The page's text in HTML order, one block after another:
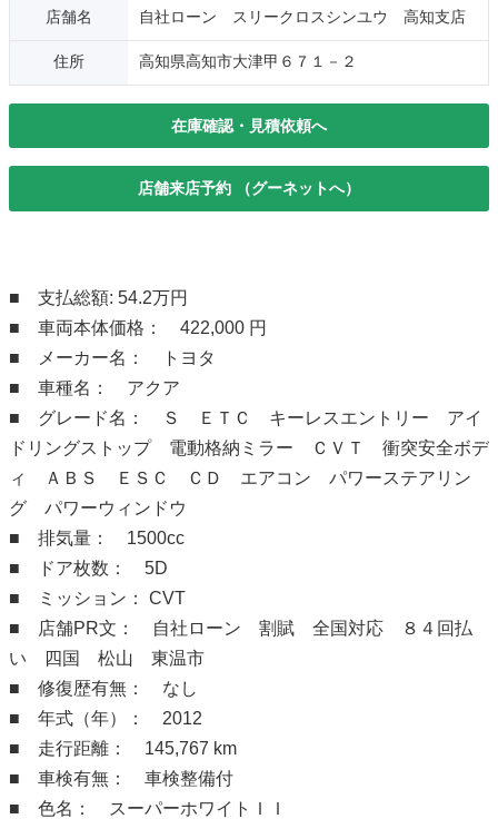
店舗名 自社ローン スリークロスシンユウ 高知支店
住所 高知県高知市大津甲６７１－２
在庫確認・見積依頼へ
店舗来店予約 （グーネットへ）
■ 支払総額: 54.2万円
■ 車両本体価格： 422,000 円
■ メーカー名： トヨタ
■ 車種名： アクア
■ グレード名： Ｓ ＥＴＣ キーレスエントリー アイ
ドリングストップ 電動格納ミラー ＣＶＴ 衝突安全ボデ
ィ ＡＢＳ ＥＳＣ ＣＤ エアコン パワーステアリン
グ パワーウィンドウ
■ 排気量： 1500cc
■ ドア枚数： 5D
■ ミッション： CVT
■ 店舗PR文： 自社ローン 割賦 全国対応 ８４回払
い 四国 松山 東温市
■ 修復歴有無： なし
■ 年式（年）： 2012
■ 走行距離： 145,767 km
■ 車検有無： 車検整備付
■ 色名： スーパーホワイトＩＩ